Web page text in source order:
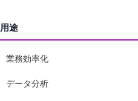
用途
業務効率化
データ分析